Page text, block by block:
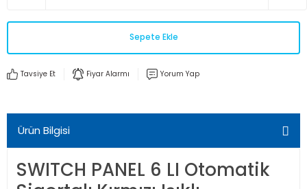
Sepete Ekle
Tavsiye Et Fiyar Alarmı Yorum Yap
Ürün Bilgisi
SWITCH PANEL 6 LI Otomatik